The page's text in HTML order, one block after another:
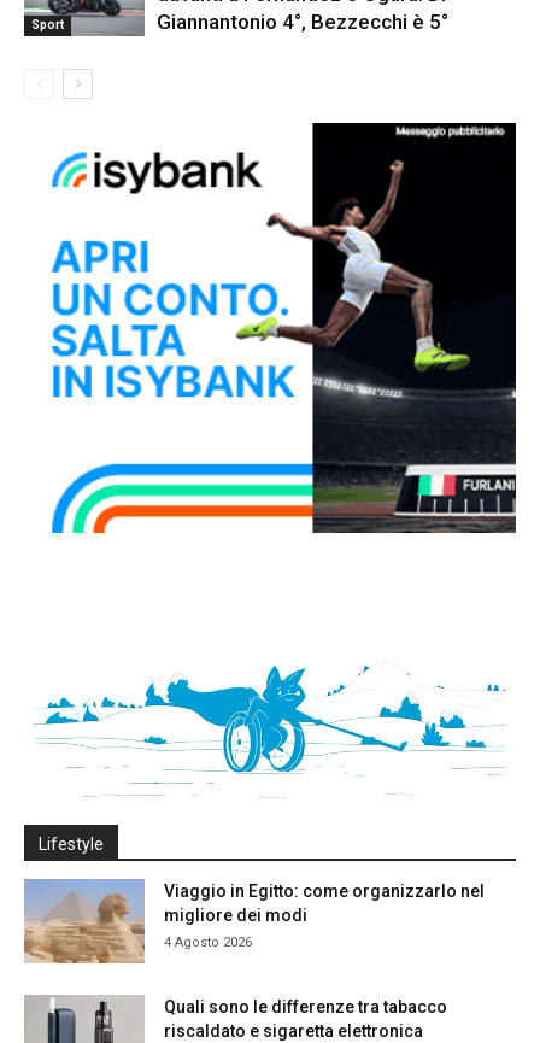
Sport
Giannantonio 4°, Bezzecchi è 5°
Lifestyle
Viaggio in Egitto: come organizzarlo nel
migliore dei modi
4 Agosto 2026
Quali sono le differenze tra tabacco
riscaldato e sigaretta elettronica